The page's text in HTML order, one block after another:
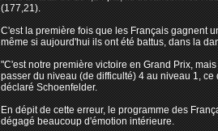
(177,21).
C'est la première fois que les Français gagnent
même si aujourd'hui ils ont été battus, dans la
"C'est notre première victoire en Grand Prix,
passer du niveau (de difficulté) 4 au niveau 1,
déclaré Schoenfelder.
En dépit de cette erreur, le programme des
dégagé beaucoup d'émotion intérieure.